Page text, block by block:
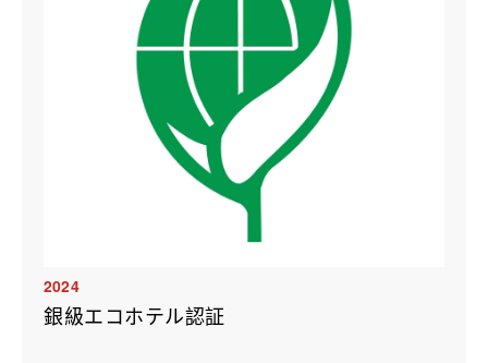
2024
銀級エコホテル認証